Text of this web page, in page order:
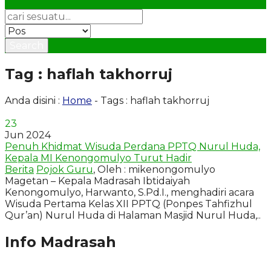
Tag : haflah takhorruj
Anda disini : Home - Tags : haflah takhorruj
23
Jun 2024
Penuh Khidmat Wisuda Perdana PPTQ Nurul Huda,
Kepala MI Kenongomulyo Turut Hadir
Berita Pojok Guru, Oleh : mikenongomulyo
Magetan – Kepala Madrasah Ibtidaiyah
Kenongomulyo, Harwanto, S.Pd.I., menghadiri acara
Wisuda Pertama Kelas XII PPTQ (Ponpes Tahfizhul
Qur’an) Nurul Huda di Halaman Masjid Nurul Huda,..
Info Madrasah